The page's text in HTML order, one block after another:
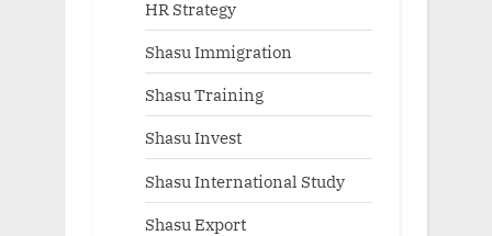
HR Strategy
Shasu Immigration
Shasu Training
Shasu Invest
Shasu International Study
Shasu Export